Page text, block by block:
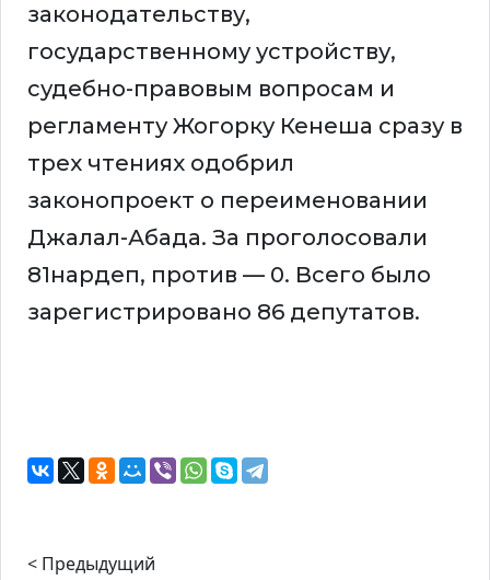
законодательству,
государственному устройству,
судебно-правовым вопросам и
регламенту Жогорку Кенеша сразу в
трех чтениях одобрил
законопроект о переименовании
Джалал-Абада. За проголосовали
81нардеп, против — 0. Всего было
зарегистрировано 86 депутатов.
< Предыдущий